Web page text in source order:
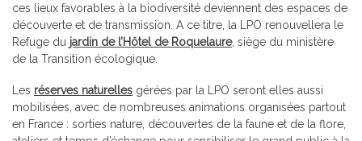
ces lieux favorables à la biodiversité deviennent des espaces de
découverte et de transmission. A ce titre, la LPO renouvellera le
Refuge du jardin de l’Hôtel de Roquelaure, siège du ministère
de la Transition écologique.
Les réserves naturelles gérées par la LPO seront elles aussi
mobilisées, avec de nombreuses animations organisées partout
en France : sorties nature, découvertes de la faune et de la flore,